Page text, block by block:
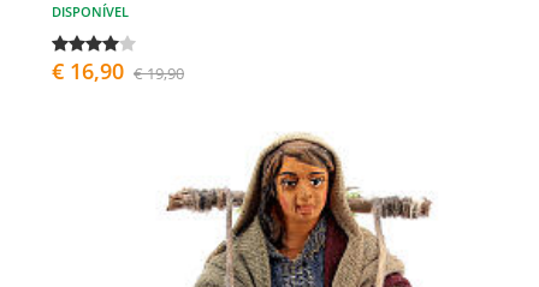
DISPONÍVEL
€ 16,90 € 19,90